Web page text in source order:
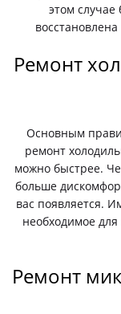
этом случае
Ремонт
Основным
ремонт
можно быстрее.
больше
вас появляется.
необходимое
Ремонт